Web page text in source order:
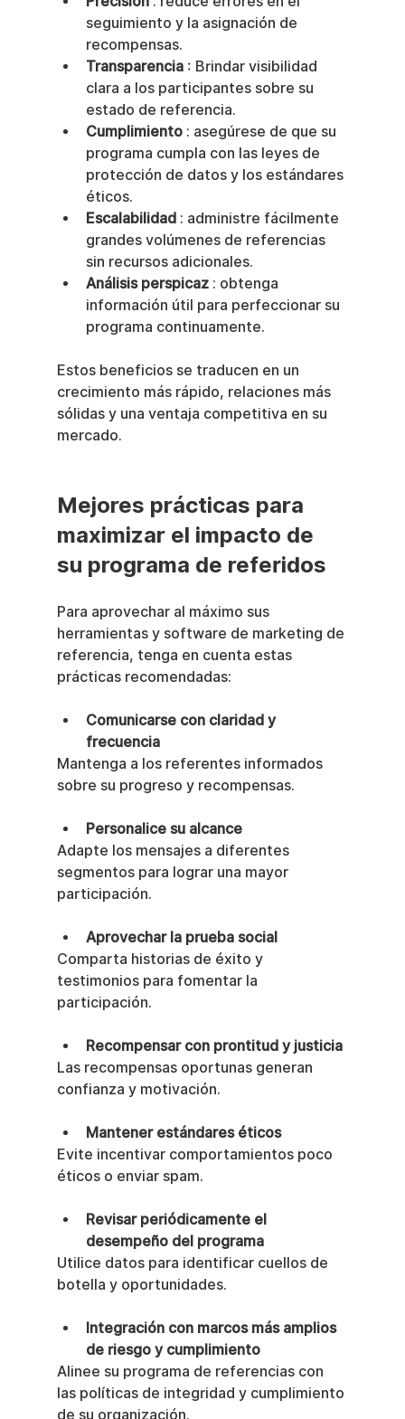
seguimiento y la asignación de
recompensas.
Transparencia : Brindar visibilidad
clara a los participantes sobre su
estado de referencia.
Cumplimiento : asegúrese de que su
programa cumpla con las leyes de
protección de datos y los estándares
éticos.
Escalabilidad : administre fácilmente
grandes volúmenes de referencias
sin recursos adicionales.
Análisis perspicaz : obtenga
información útil para perfeccionar su
programa continuamente.
Estos beneficios se traducen en un
crecimiento más rápido, relaciones más
sólidas y una ventaja competitiva en su
mercado.
Mejores prácticas para
maximizar el impacto de
su programa de referidos
Para aprovechar al máximo sus
herramientas y software de marketing de
referencia, tenga en cuenta estas
prácticas recomendadas:
Comunicarse con claridad y
frecuencia
Mantenga a los referentes informados
sobre su progreso y recompensas.
Personalice su alcance
Adapte los mensajes a diferentes
segmentos para lograr una mayor
participación.
Aprovechar la prueba social
Comparta historias de éxito y
testimonios para fomentar la
participación.
Recompensar con prontitud y justicia
Las recompensas oportunas generan
confianza y motivación.
Mantener estándares éticos
Evite incentivar comportamientos poco
éticos o enviar spam.
Revisar periódicamente el
desempeño del programa
Utilice datos para identificar cuellos de
botella y oportunidades.
Integración con marcos más amplios
de riesgo y cumplimiento
Alinee su programa de referencias con
las políticas de integridad y cumplimiento
de su organización.